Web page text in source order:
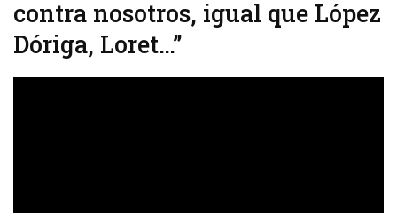
contra nosotros, igual que López
Dóriga, Loret…”